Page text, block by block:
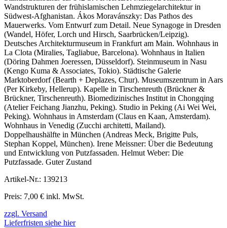
Wandstrukturen der frühislamischen Lehmziegelarchitektur in
Südwest-Afghanistan. Ákos Moravánszky: Das Pathos des
Mauerwerks. Vom Entwurf zum Detail. Neue Synagoge in Dresden
(Wandel, Höfer, Lorch und Hirsch, Saarbrücken/Leipzig).
Deutsches Architekturmuseum in Frankfurt am Main. Wohnhaus in
La Clota (Miralies, Tagliabue, Barcelona). Wohnhaus in Italien
(Döring Dahmen Joeressen, Düsseldorf). Steinmuseum in Nasu
(Kengo Kuma & Associates, Tokio). Städtische Galerie
Marktoberdorf (Bearth + Deplazes, Chur). Museumszentrum in Aars
(Per Kirkeby, Hellerup). Kapelle in Tirschenreuth (Brückner &
Brückner, Tirschenreuth). Biomedizinisches Institut in Chongqing
(Atelier Feichang Jianzhu, Peking). Studio in Peking (Ai Wei Wei,
Peking). Wohnhaus in Amsterdam (Claus en Kaan, Amsterdam).
Wohnhaus in Venedig (Zucchi architetti, Mailand).
Doppelhaushälfte in München (Andreas Meck, Brigitte Puls,
Stephan Koppel, München). Irene Meissner: Über die Bedeutung
und Entwicklung von Putzfassaden. Helmut Weber: Die
Putzfassade. Guter Zustand
Artikel-Nr.: 139213
Preis: 7,00 € inkl. MwSt.
zzgl. Versand
Lieferfristen siehe hier